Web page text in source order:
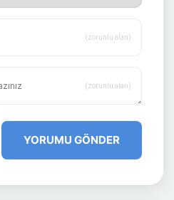
(zorunlu alan)
(zorunlu alan)
YORUMU GÖNDER